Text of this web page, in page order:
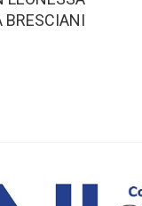
BRESCIANI